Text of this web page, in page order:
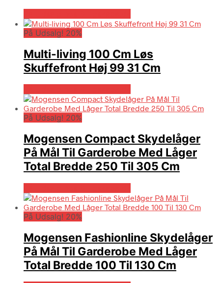
På Udsalg! 20%
Multi-living 100 Cm Løs
Skuffefront Høj 99 31 Cm
På Udsalg! 20%
Mogensen Compact Skydelåger
På Mål Til Garderobe Med Låger
Total Bredde 250 Til 305 Cm
På Udsalg! 20%
Mogensen Fashionline Skydelåger
På Mål Til Garderobe Med Låger
Total Bredde 100 Til 130 Cm